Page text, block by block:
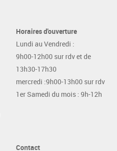
Horaires d'ouverture
Lundi au Vendredi :
9h00-12h00 sur rdv et de
13h30-17h30
mercredi :9h00-13h00 sur rdv
1er Samedi du mois : 9h-12h
Contact